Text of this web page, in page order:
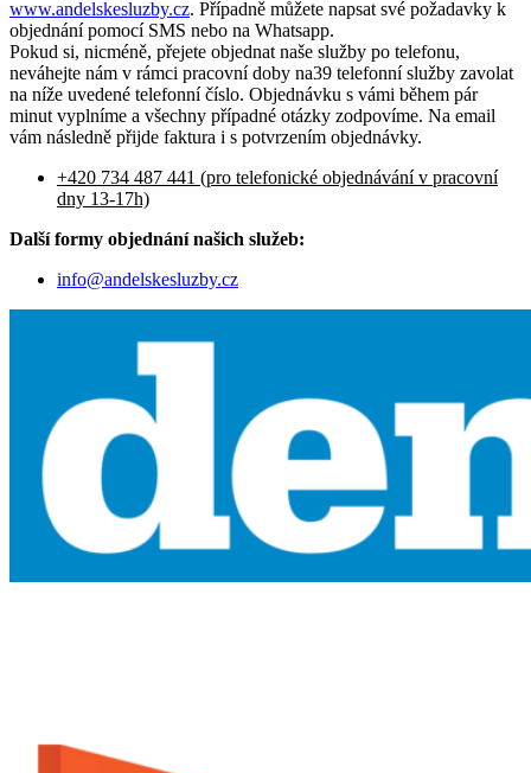
www.andelskesluzby.cz. Případně můžete napsat své požadavky k
objednání pomocí SMS nebo na Whatsapp.
Pokud si, nicméně, přejete objednat naše služby po telefonu,
neváhejte nám v rámci pracovní doby na39 telefonní služby zavolat
na níže uvedené telefonní číslo. Objednávku s vámi během pár
minut vyplníme a všechny případné otázky zodpovíme. Na email
vám následně přijde faktura i s potvrzením objednávky.
+420 734 487 441 (pro telefonické objednávání v pracovní
dny 13-17h)
Další formy objednání našich služeb:
info@andelskesluzby.cz